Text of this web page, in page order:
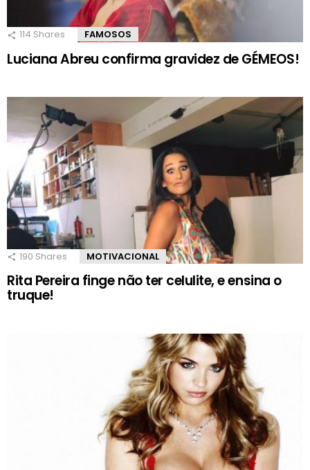
114 Shares FAMOSOS
Luciana Abreu confirma gravidez de GÉMEOS!
190 Shares MOTIVACIONAL
Rita Pereira finge não ter celulite, e ensina o
truque!